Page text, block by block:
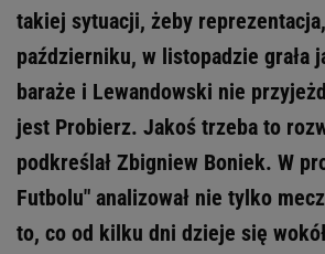
takiej sytuacji, żeby
październiku, w listopadzie grała
baraże i Lewandowski nie
jest Probierz. Jakoś trzeba to
podkreślał Zbigniew Boniek. W
Futbolu" analizował nie tylko
to, co od kilku dni dzieje się